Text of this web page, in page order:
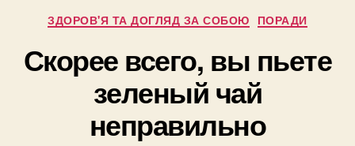
процедур,
помогут
Категорії
ЗДОРОВ'Я ТА ДОГЛЯД ЗА СОБОЮ ПОРАДИ
Скорее всего, вы пьете
зеленый чай
неправильно